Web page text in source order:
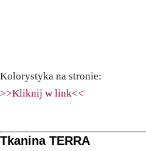
Kolorystyka na stronie:
>>Kliknij w link<<
Tkanina TERRA